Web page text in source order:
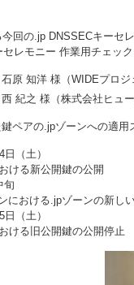
回の.jp DNSSECキーセ
セレモニー 作業用チェッ
原 知洋 様（WIDEプロジ
紀之 様（株式会社ヒュー
ペアの.jpゾーンへの適用
（土）
ける新公開鍵の公開
旬
における.jpゾーンの新し
（土）
ける旧公開鍵の公開停止